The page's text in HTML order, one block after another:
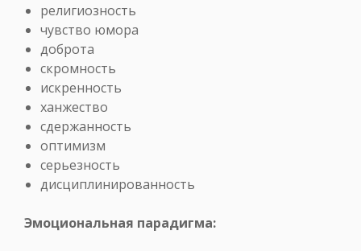
религиозность
чувство юмора
доброта
скромность
искренность
ханжество
сдержанность
оптимизм
серьезность
дисциплинированность
Эмоциональная парадигма: